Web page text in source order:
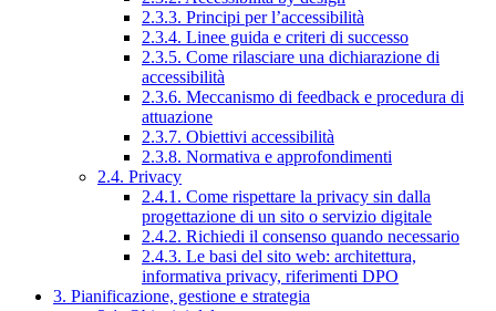
2.3.3. Principi per l’accessibilità
2.3.4. Linee guida e criteri di successo
2.3.5. Come rilasciare una dichiarazione di
accessibilità
2.3.6. Meccanismo di feedback e procedura di
attuazione
2.3.7. Obiettivi accessibilità
2.3.8. Normativa e approfondimenti
2.4. Privacy
2.4.1. Come rispettare la privacy sin dalla
progettazione di un sito o servizio digitale
2.4.2. Richiedi il consenso quando necessario
2.4.3. Le basi del sito web: architettura,
informativa privacy, riferimenti DPO
3. Pianificazione, gestione e strategia